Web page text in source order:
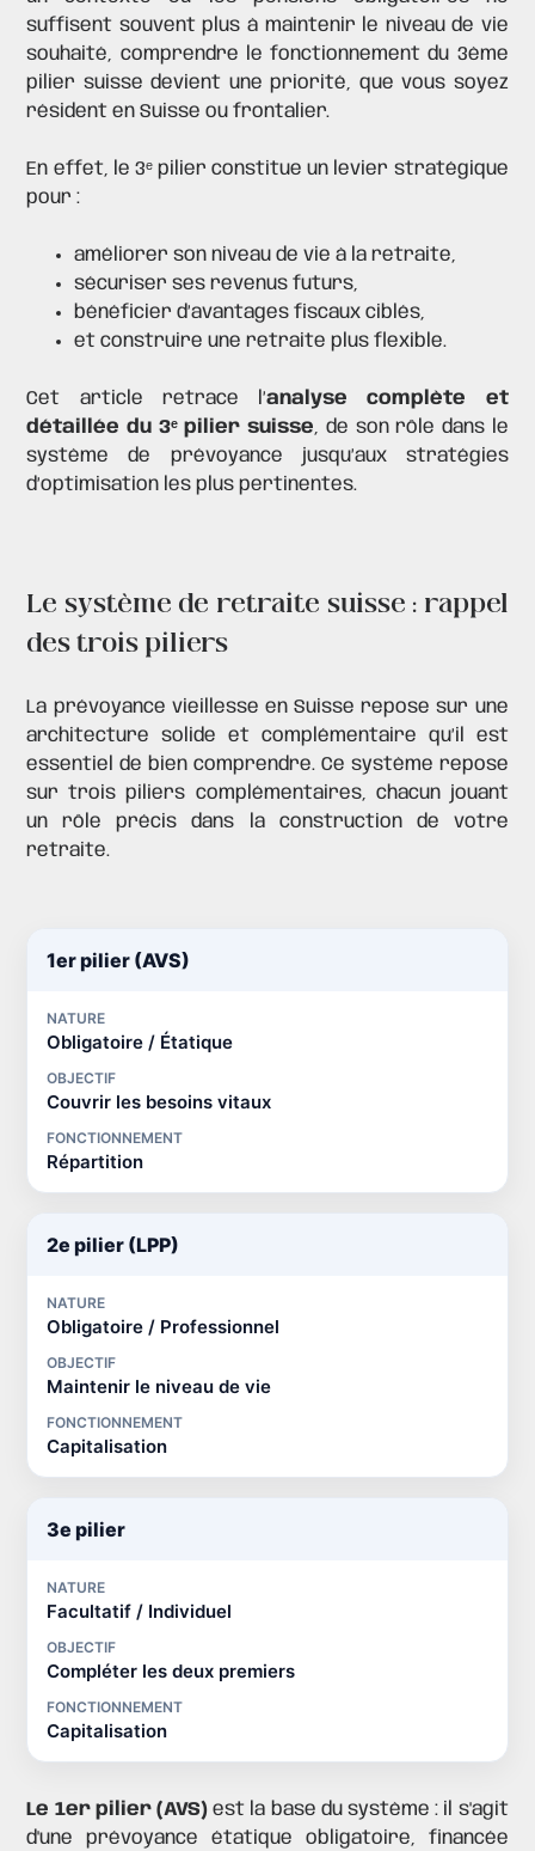
suffisent souvent plus à maintenir le niveau de vie
souhaité, comprendre le fonctionnement du 3ème
pilier suisse devient une priorité, que vous soyez
résident en Suisse ou frontalier.
En effet, le 3ᵉ pilier constitue un levier stratégique
pour :
améliorer son niveau de vie à la retraite,
sécuriser ses revenus futurs,
bénéficier d’avantages fiscaux ciblés,
et construire une retraite plus flexible.
Cet article retrace l’analyse complète et
détaillée du 3ᵉ pilier suisse, de son rôle dans le
système de prévoyance jusqu’aux stratégies
d’optimisation les plus pertinentes.
Le système de retraite suisse : rappel
des trois piliers
La prévoyance vieillesse en Suisse repose sur une
architecture solide et complémentaire qu’il est
essentiel de bien comprendre. Ce système repose
sur trois piliers complémentaires, chacun jouant
un rôle précis dans la construction de votre
retraite.
1er pilier (AVS)
NATURE
Obligatoire / Étatique
OBJECTIF
Couvrir les besoins vitaux
FONCTIONNEMENT
Répartition
2e pilier (LPP)
NATURE
Obligatoire / Professionnel
OBJECTIF
Maintenir le niveau de vie
FONCTIONNEMENT
Capitalisation
3e pilier
NATURE
Facultatif / Individuel
OBJECTIF
Compléter les deux premiers
FONCTIONNEMENT
Capitalisation
Le 1er pilier (AVS) est la base du système : il s'agit
d'une prévoyance étatique obligatoire, financée